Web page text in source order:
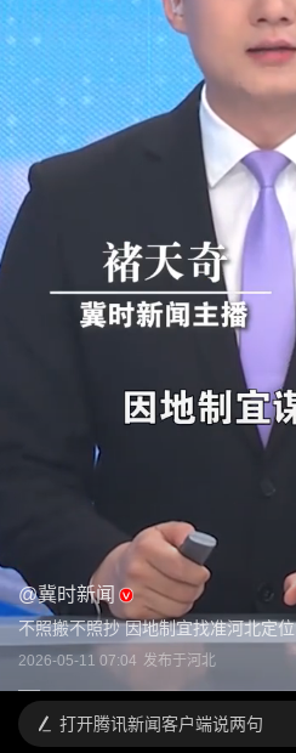
@冀时新闻
不照搬不照抄 因地制宜找准河北定位
2026-05-11 07:04 发布于河北
打开腾讯新闻客户端说两句